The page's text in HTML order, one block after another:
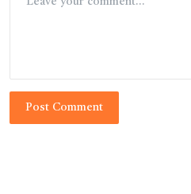
Post Comment